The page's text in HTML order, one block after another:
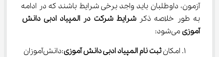
آزمون، داوطلبان باید واجد برخی شرایط باشند که در ادامه
به طور خلاصه ذکر شرایط شرکت در المپیاد ادبی دانش
آموزی می‌شود:
امکان ثبت نام المپیاد ادبی دانش آموزی
:دانش‌آموزان